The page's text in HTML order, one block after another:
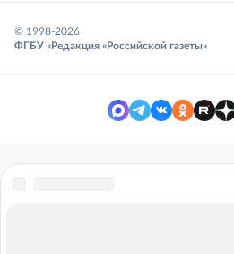
© 1998-2026
ФГБУ «Редакция «Российской газеты»